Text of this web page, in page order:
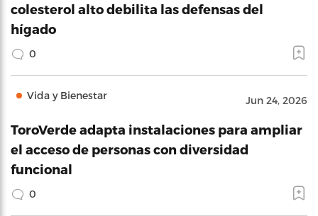
colesterol alto debilita las defensas del
hígado
0
Vida y Bienestar Jun 24, 2026
ToroVerde adapta instalaciones para ampliar
el acceso de personas con diversidad
funcional
0